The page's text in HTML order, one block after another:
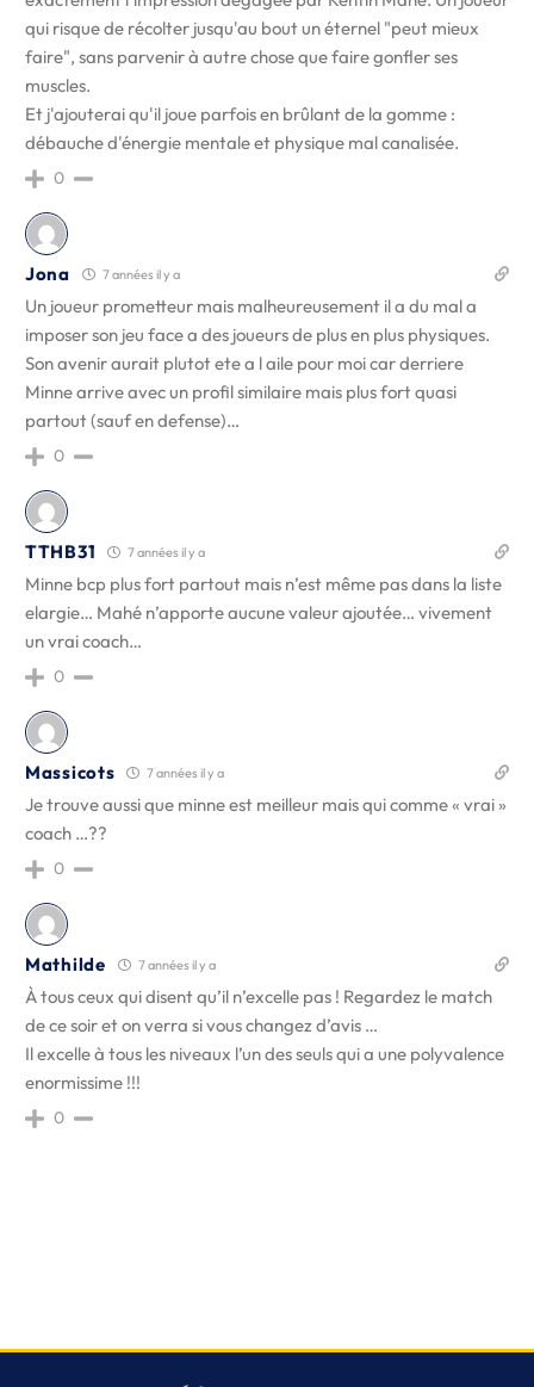
qui risque de récolter jusqu'au bout un éternel "peut mieux
faire", sans parvenir à autre chose que faire gonfler ses
muscles.
Et j'ajouterai qu'il joue parfois en brûlant de la gomme :
débauche d'énergie mentale et physique mal canalisée.
0
Jona 7 années il y a
Un joueur prometteur mais malheureusement il a du mal a
imposer son jeu face a des joueurs de plus en plus physiques.
Son avenir aurait plutot ete a l aile pour moi car derriere
Minne arrive avec un profil similaire mais plus fort quasi
partout (sauf en defense)…
0
TTHB31 7 années il y a
Minne bcp plus fort partout mais n’est même pas dans la liste
elargie… Mahé n’apporte aucune valeur ajoutée… vivement
un vrai coach…
0
Massicots 7 années il y a
Je trouve aussi que minne est meilleur mais qui comme « vrai »
coach …??
0
Mathilde 7 années il y a
À tous ceux qui disent qu’il n’excelle pas ! Regardez le match
de ce soir et on verra si vous changez d’avis …
Il excelle à tous les niveaux l’un des seuls qui a une polyvalence
enormissime !!!
0